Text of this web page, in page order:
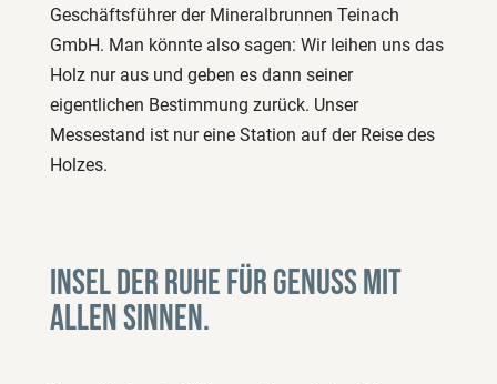
Geschäftsführer der Mineralbrunnen Teinach
GmbH. Man könnte also sagen: Wir leihen uns das
Holz nur aus und geben es dann seiner
eigentlichen Bestimmung zurück. Unser
Messestand ist nur eine Station auf der Reise des
Holzes.
Insel der Ruhe für Genuss mit
allen Sinnen.